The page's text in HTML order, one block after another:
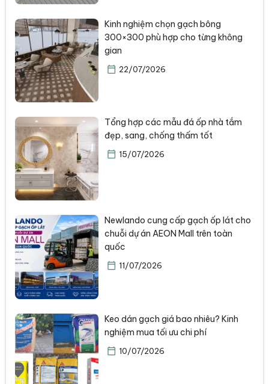
Kinh nghiệm chọn gạch bông
300×300 phù hợp cho từng không
gian
22/07/2026
Tổng hợp các mẫu đá ốp nhà tắm
đẹp, sang, chống thấm tốt
15/07/2026
Newlando cung cấp gạch ốp lát cho
chuỗi dự án AEON Mall trên toàn
quốc
11/07/2026
Keo dán gạch giá bao nhiêu? Kinh
nghiệm mua tối ưu chi phí
10/07/2026